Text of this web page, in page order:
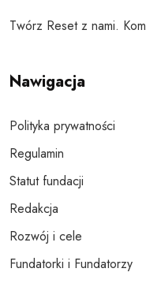
Twórz Reset z nami.
Nawigacja
Polityka prywatności
Regulamin
Statut fundacji
Redakcja
Rozwój i cele
Fundatorki i Fundatorzy